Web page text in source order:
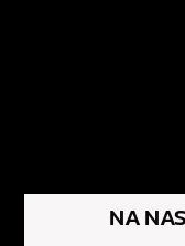
NA